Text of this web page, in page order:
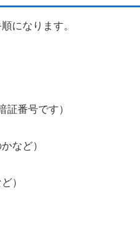
になります。
証番号です）
など）
）